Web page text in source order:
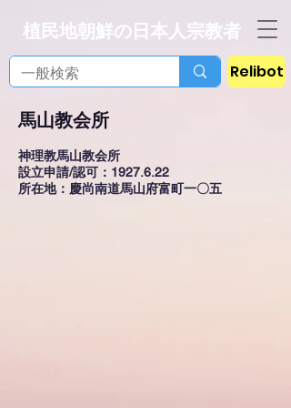
植民地朝鮮の日本人宗教者
Relibot
馬山教会所
神理教馬山教会所
設立申請/認可：1927.6.22
所在地：慶尚南道馬山府富町一〇五